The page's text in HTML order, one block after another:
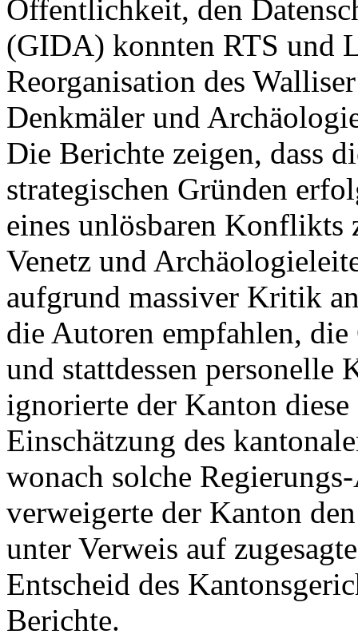
Öffentlichkeit, den
(GIDA) konnten RTS und
Reorganisation des
Denkmäler und
Die Berichte zeigen, dass
strategischen Gründen
eines unlösbaren Konflikts
Venetz und
aufgrund massiver Kritik
die Autoren empfahlen,
und stattdessen personelle
ignorierte der Kanton
Einschätzung des
wonach solche
verweigerte der Kanton
unter Verweis auf
Entscheid des
Berichte.